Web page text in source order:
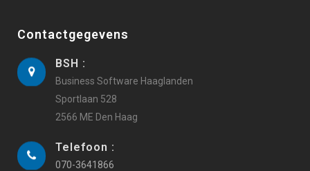
Contactgegevens
BSH :
Business Software Haaglanden
Sportlaan 528
2566 ME Den Haag
Telefoon :
070-3641866